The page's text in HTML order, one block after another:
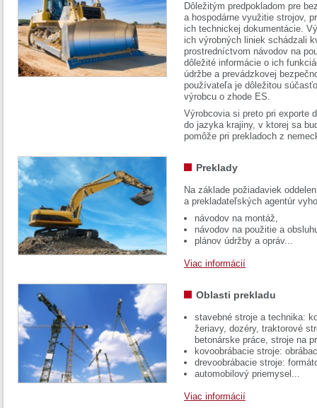
Dôležitým predpokladom pre
a hospodárne využitie strojov,
ich technickej dokumentácie.
ich výrobných liniek schádzali
prostredníctvom návodov na
dôležité informácie o ich
údržbe a prevádzkovej
používateľa je dôležitou
výrobcu o zhode ES.
Výrobcovia si preto pri exporte
do jazyka krajiny, v ktorej sa
pomôže pri prekladoch z
Preklady
Na základe požiadaviek
a prekladateľských agentúr
návodov na montáž,
návodov na použitie a
plánov údržby a opráv...
Viac informácií
Oblasti prekladu
stavebné stroje a technika:
žeriavy, dozéry, traktorové
betonárske práce, stroje na
kovoobrábacie stroje:
drevoobrábacie stroje:
automobilový priemysel...
Viac informácií